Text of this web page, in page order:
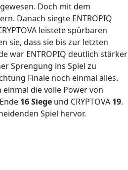
Doch mit dem
Danach siegte ENTROPIQ
leistete spürbaren
sie, dass sie bis zur letzten
war ENTROPIQ deutlich stärker
Sprengung ins Spiel zu
Finale noch einmal alles.
einmal die volle Power von
16 Siege und CRYPTOVA 19.
Spiel hervor.